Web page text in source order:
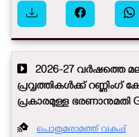
2026-27 വർഷത്തെ
പ്രവൃത്തികൾക്ക് റണ്ണിംഗ്
പ്രകാരമുള്ള ഭരണാനുമതി
പൊതുമരാമത്ത് വകുപ്പ്